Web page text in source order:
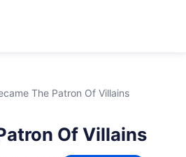
The Patron Of Villains
Of Villains